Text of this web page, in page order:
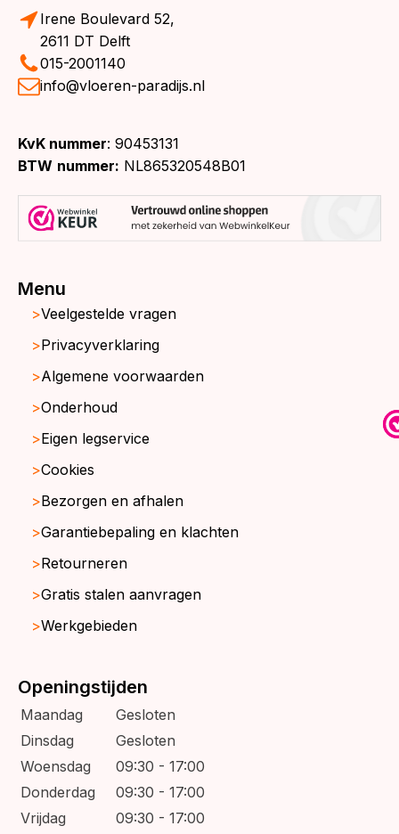
Irene Boulevard 52,
2611 DT Delft
015-2001140
info@vloeren-paradijs.nl
KvK nummer: 90453131
BTW nummer: NL865320548B01
Menu
Veelgestelde vragen
Privacyverklaring
Algemene voorwaarden
Onderhoud
Eigen legservice
Cookies
Bezorgen en afhalen
Garantiebepaling en klachten
Retourneren
Gratis stalen aanvragen
Werkgebieden
Openingstijden
Maandag
Gesloten
Dinsdag
Gesloten
Woensdag
09:30 - 17:00
Donderdag
09:30 - 17:00
Vrijdag
09:30 - 17:00